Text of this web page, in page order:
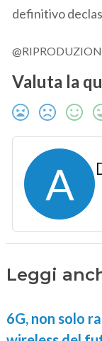
definitivo
Valuta la
A
Leggi
6G, non solo